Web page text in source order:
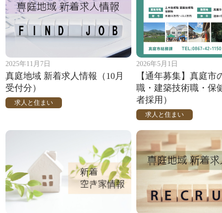
2025年11月7日
真庭地域 新着求人情報（10月
受付分）
求人と住まい
2026年5月1日
【通年募集】真庭市
職・建築技術職・保
者採用）
求人と住まい